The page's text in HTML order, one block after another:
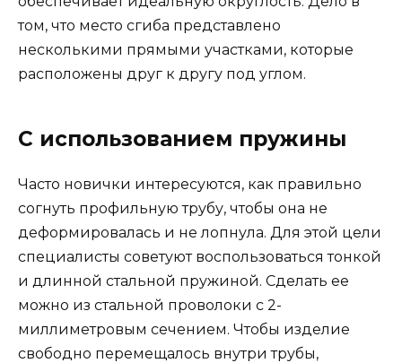
том, что место сгиба представлено
несколькими прямыми участками, которые
расположены друг к другу под углом.
С использованием пружины
Часто новички интересуются, как правильно
согнуть профильную трубу, чтобы она не
деформировалась и не лопнула. Для этой цели
специалисты советуют воспользоваться тонкой
и длинной стальной пружиной. Сделать ее
можно из стальной проволоки с 2-
миллиметровым сечением. Чтобы изделие
свободно перемещалось внутри трубы,